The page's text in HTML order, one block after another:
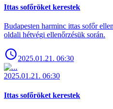
Ittas sofőröket kerestek
Budapesten harminc ittas sofőr
oldali hétvégi ellenőrzésük során.
2025.01.21. 06:30
2025.01.21. 06:30
Ittas sofőröket kerestek